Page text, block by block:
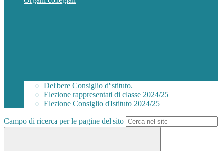
Delibere Consiglio d'istituto.
Elezione rappresentati di classe 2024/25
Elezione Consiglio d'Istituto 2024/25
Campo di ricerca per le pagine del sito